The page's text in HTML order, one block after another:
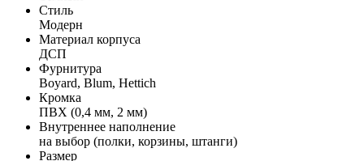
Стиль
Модерн
Материал корпуса
ДСП
Фурнитура
Boyard, Blum, Hettich
Кромка
ПВХ (0,4 мм, 2 мм)
Внутреннее наполнение
на выбор (полки, корзины, штанги)
Размер